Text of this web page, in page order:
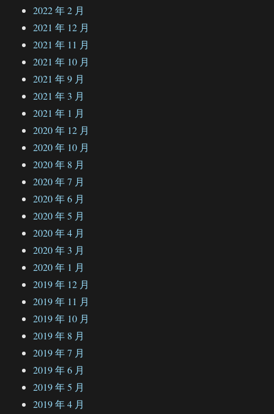
2022 年 2 月
2021 年 12 月
2021 年 11 月
2021 年 10 月
2021 年 9 月
2021 年 3 月
2021 年 1 月
2020 年 12 月
2020 年 10 月
2020 年 8 月
2020 年 7 月
2020 年 6 月
2020 年 5 月
2020 年 4 月
2020 年 3 月
2020 年 1 月
2019 年 12 月
2019 年 11 月
2019 年 10 月
2019 年 8 月
2019 年 7 月
2019 年 6 月
2019 年 5 月
2019 年 4 月